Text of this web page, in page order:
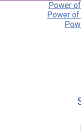
Power
Power of